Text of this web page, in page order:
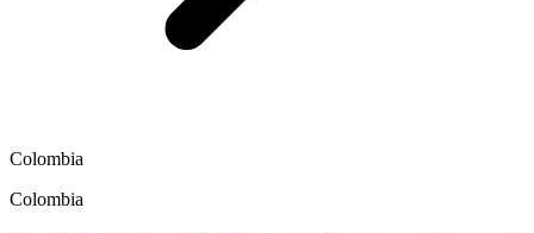
Colombia
Colombia